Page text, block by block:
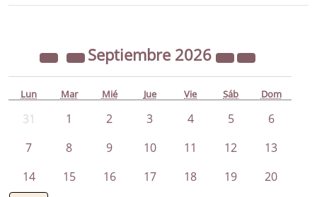
Septiembre 2026
Lun Mar Mié Jue Vie Sáb Dom
31 1 2 3 4 5
6
7
8 9 10 11 12
13
14
15 16 17 18 19 20